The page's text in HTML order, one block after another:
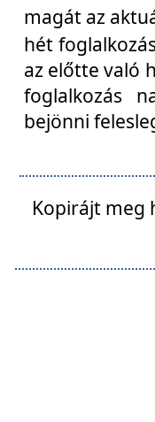
magát az
hét
az előtte való
foglalkozás
bejönni
Kopirájt meg